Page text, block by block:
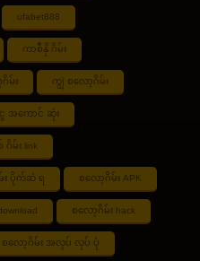
ufabet888
ကာစီနို ဂိမ်း
မ်း ကျွဲ စလော့ဂိမ်း
ငွေ အကောင် ဆုံး
ဂိမ်း link
မ်း ပိုက်ဆံ ရ စလော့ဂိမ်း APK
စလော့ဂိမ်း hack
စလော့ဂိမ်း အလုပ် လုပ် ပုံ